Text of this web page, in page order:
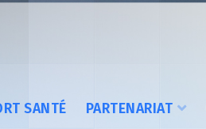
SANTÉ PARTENARIAT